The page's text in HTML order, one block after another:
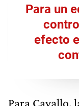
Para un
efecto
Para Cavallo,